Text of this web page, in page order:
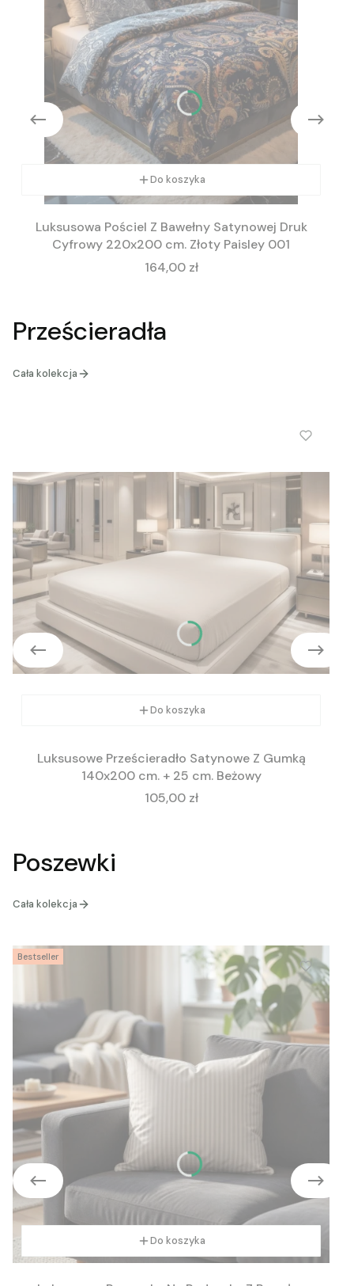
Do koszyka
Luksusowa Pościel Z Bawełny Satynowej Druk
Cyfrowy 220x200 cm. Złoty Paisley 001
Cena
164,00 zł
Prześcieradła
Cała kolekcja
Do koszyka
Luksusowe Prześcieradło Satynowe Z Gumką
140x200 cm. + 25 cm. Beżowy
Cena
105,00 zł
Poszewki
Cała kolekcja
Bestseller
Do koszyka